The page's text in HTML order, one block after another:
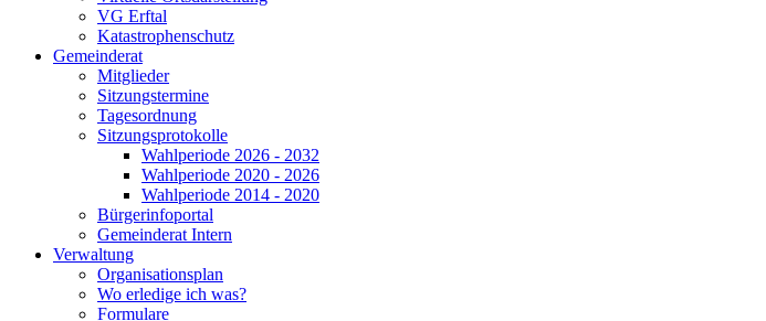
VG Erftal
Katastrophenschutz
Gemeinderat
Mitglieder
Sitzungstermine
Tagesordnung
Sitzungsprotokolle
Wahlperiode 2026 - 2032
Wahlperiode 2020 - 2026
Wahlperiode 2014 - 2020
Bürgerinfoportal
Gemeinderat Intern
Verwaltung
Organisationsplan
Wo erledige ich was?
Formulare